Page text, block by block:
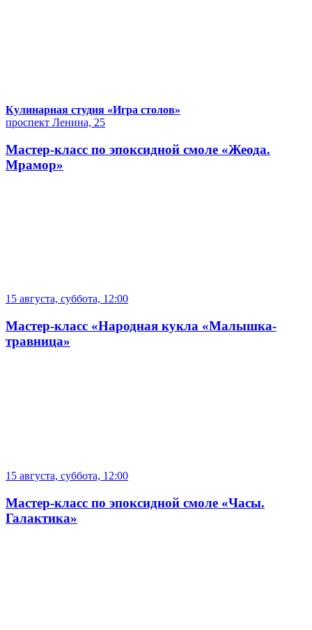
Кулинарная студия «Игра столов»
проспект Ленина, 25
Мастер-класс по эпоксидной смоле «Жеода.
Мрамор»
15 августа, суббота, 12:00
Мастер-класс «Народная кукла «Малышка-
травница»
15 августа, суббота, 12:00
Мастер-класс по эпоксидной смоле «Часы.
Галактика»